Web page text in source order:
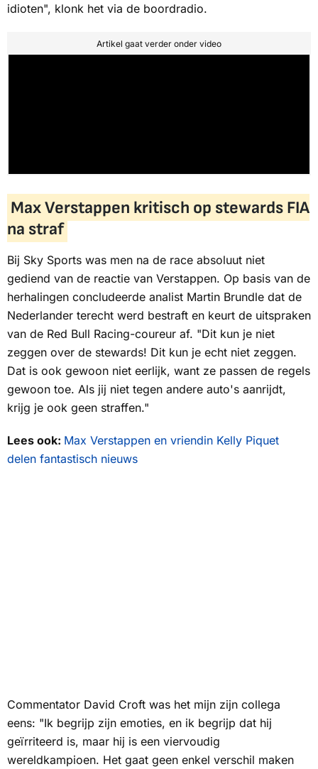
idioten", klonk het via de boordradio.
Artikel gaat verder onder video
Max Verstappen kritisch op stewards FIA
na straf
Bij Sky Sports was men na de race absoluut niet
gediend van de reactie van Verstappen. Op basis van de
herhalingen concludeerde analist Martin Brundle dat de
Nederlander terecht werd bestraft en keurt de uitspraken
van de Red Bull Racing-coureur af. "Dit kun je niet
zeggen over de stewards! Dit kun je echt niet zeggen.
Dat is ook gewoon niet eerlijk, want ze passen de regels
gewoon toe. Als jij niet tegen andere auto's aanrijdt,
krijg je ook geen straffen."
Lees ook: Max Verstappen en vriendin Kelly Piquet
delen fantastisch nieuws
Commentator David Croft was het mijn zijn collega
eens: "Ik begrijp zijn emoties, en ik begrijp dat hij
geïrriteerd is, maar hij is een viervoudig
wereldkampioen. Het gaat geen enkel verschil maken